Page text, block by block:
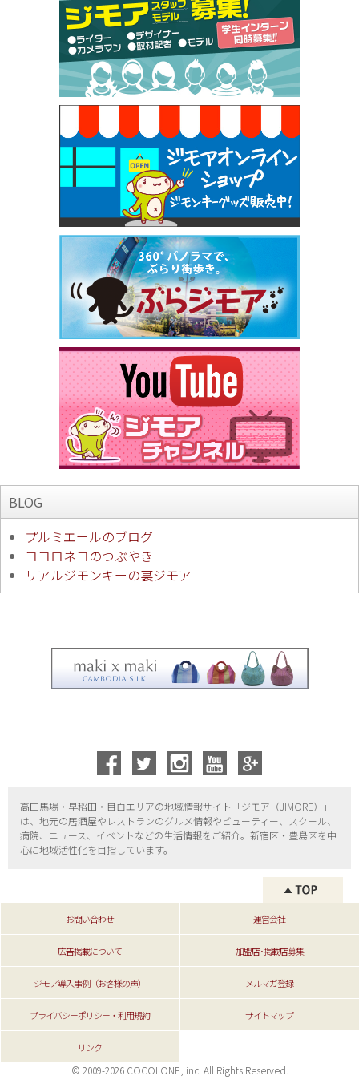
【ジモア限定特典①】まつ毛カール 3,850円→ 2,7
50円（Premiere（プルミエール））
[有効期限]2026年9月30日
焼き餃子 一皿サービス（餃子酒場たっちゃん 西
早稲田店）
[有効期限]2026年9月30日
BLOG
プルミエールのブログ
ココロネコのつぶやき
リアルジモンキーの裏ジモア
高田馬場・早稲田・目白エリアの地域情報サイト「ジモア（JIMORE）」
は、地元の居酒屋やレストランのグルメ情報やビューティー、
スクール、
病院、ニュース、イベントなどの生活情報をご紹介。新宿区・ 豊島区を中
心に地域活性化を目指しています。
お問い合わせ 運営会社
広告掲載について 加盟店･掲載店募集
ジモア導入事例（お客様の声） メルマガ登録
プライバシーポリシー・利用規約 サイトマップ
リンク
© 2009-2026 COCOLONE, inc. All Rights Reserved.